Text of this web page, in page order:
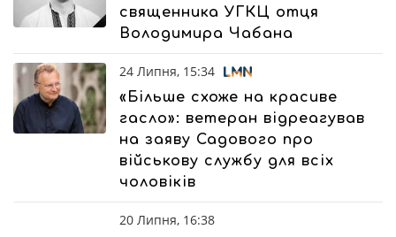
священника УГКЦ отця
Володимира Чабана
24 Липня, 15:34
«Більше схоже на красиве
гасло»: ветеран відреагував
на заяву Садового про
військову службу для всіх
чоловіків
20 Липня, 16:38